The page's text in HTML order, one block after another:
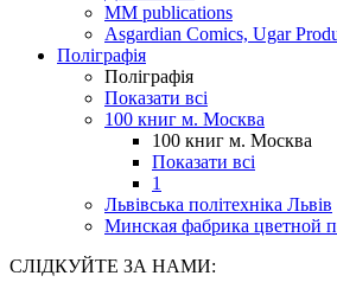
MM publications
Asgardian Comics, Ugar
Поліграфія
Поліграфія
Показати всі
100 книг м. Москва
100 книг м. Москва
Показати всі
1
Львівська політехніка Львів
Минская фабрика цветной
СЛІДКУЙТЕ ЗА НАМИ: